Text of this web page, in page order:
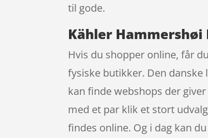
til gode.
Kähler Hammershøi
Hvis du shopper online, får
fysiske butikker. Den
kan finde webshops der
med et par klik et stort
findes online. Og i dag kan